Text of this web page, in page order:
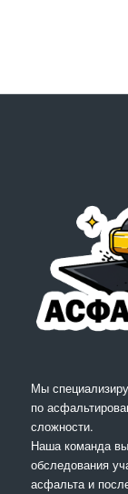
Мы
по
сложности.
Наша команда
обследования
асфальта и